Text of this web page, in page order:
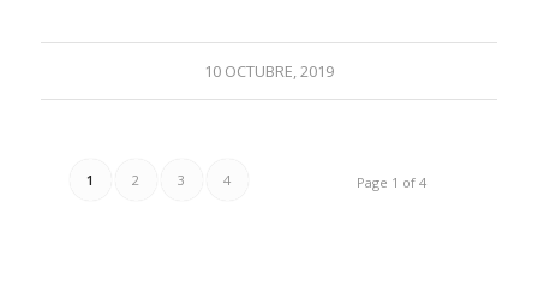
10 OCTUBRE, 2019
Page 1 of 4
1 2 3 4